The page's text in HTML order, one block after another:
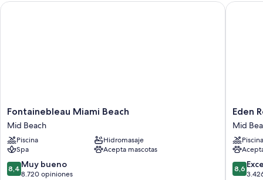
Fontainebleau
Miami
Beach
Mid
Beach
Fontainebleau Miami Beach
Mid Beach
Piscina
Hidromasaje
Spa
Acepta mascotas
8.4
de
8,4 Muy bueno
8.720 opiniones
Fontainebleau Miami Beach
Eden
Roc
Miami
Beach
Mid
Beach
Eden
Mid
Piscina
8.6
de
8,6
Eden